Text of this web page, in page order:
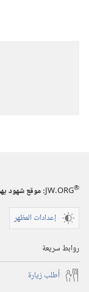
JW.ORG®
:‏ موقع شهود
إعدادات المظهر
روابط سريعة
أُطلب زيارة